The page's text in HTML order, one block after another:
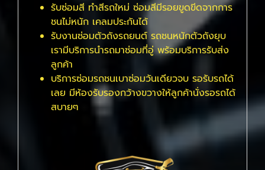
รับซ่อมสี ทำสีรถใหม่ ซ่อมสีมีรอยขูดขีดจากการ
ชนไม่หนัก เคลมประกันได้
รับงานซ่อมตัวถังรถยนต์ รถชนหนักตัวถังยุบ
เรามีบริการนำรถมาซ่อมที่อู่ พร้อมบริการรับส่ง
ลูกค้า
บริการซ่อมรถชนเบาซ่อมวันเดียวจบ รอรับรถได้
เลย มีห้องรับรองกว้างขวางให้ลูกค้านั่งรอรถได้
สบายๆ